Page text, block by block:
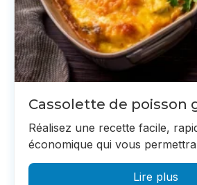
Cassolette de poisson
Réalisez une recette facile,
économique qui vous
Lire plus